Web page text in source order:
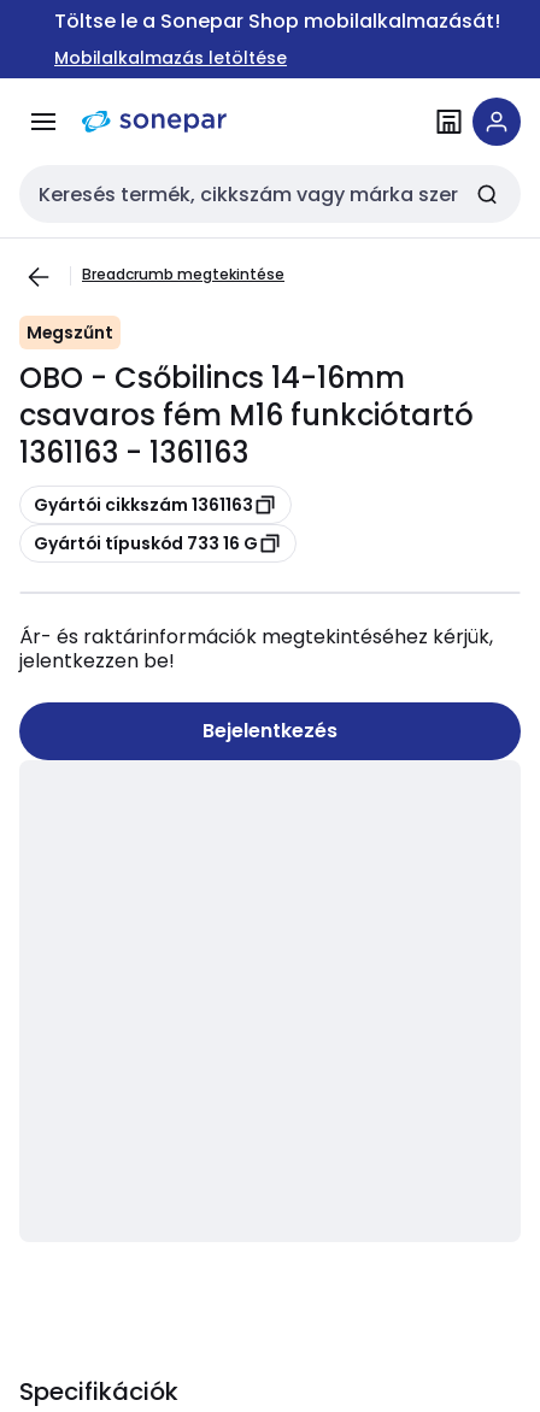
Ugrás a
Ugrás a
tartalomra
Töltse le a Sonepar Shop mobilalkalmazását!
Mobilalkalmazás letöltése
Keresési bemenet
Breadcrumb megtekintése
Megszűnt
OBO - Csőbilincs 14-16mm
csavaros fém M16 funkciótartó
1361163 - 1361163
Másolás
Gyártói cikkszám 1361163
Másolás
Gyártói típuskód 733 16 G
Ár- és raktárinformációk megtekintéséhez kérjük,
jelentkezzen be!
Bejelentkezés
Specifikációk